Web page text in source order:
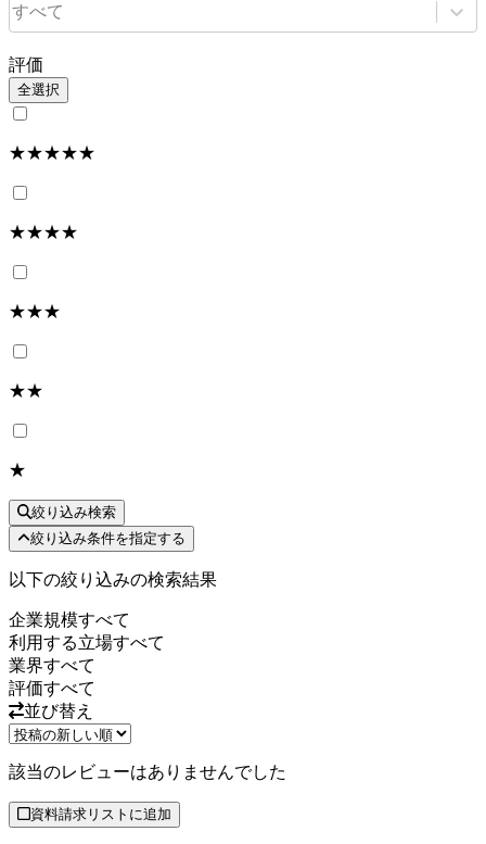
すべて
評価
全選択
★★★★★
★★★★
★★★
★★
★
絞り込み検索
絞り込み条件を指定する
以下の絞り込みの検索結果
企業規模すべて
利用する立場すべて
業界すべて
評価すべて
並び替え
該当のレビューはありませんでした
資料請求リストに追加